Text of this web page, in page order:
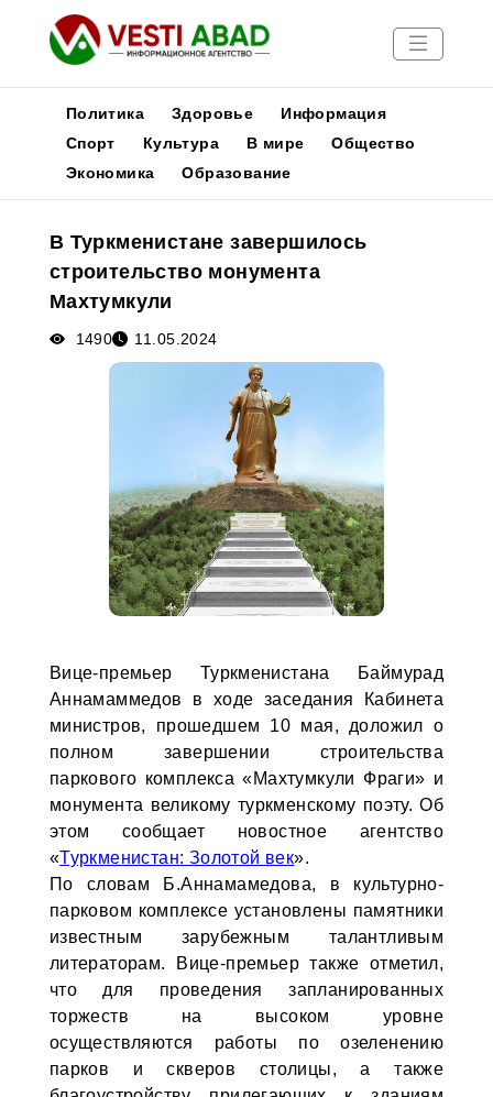
Новости
Медиа
Афиша
Политика Здоровье
Информация
Спорт
Культура В мире
Общество
Экономика
Образование
В Туркменистане завершилось
строительство монумента
Махтумкули
1490 11.05.2024
Вице-премьер Туркменистана Баймурад
Аннамаммедов в ходе заседания Кабинета
министров, прошедшем 10 мая, доложил о
полном завершении строительства
паркового комплекса «Махтумкули Фраги» и
монумента великому туркменскому поэту. Об
этом сообщает новостное агентство
«Туркменистан: Золотой век».
По словам Б.Аннамамедова, в культурно-
парковом комплексе установлены памятники
известным зарубежным талантливым
литераторам. Вице-премьер также отметил,
что для проведения запланированных
торжеств на высоком уровне
осуществляются работы по озеленению
парков и скверов столицы, а также